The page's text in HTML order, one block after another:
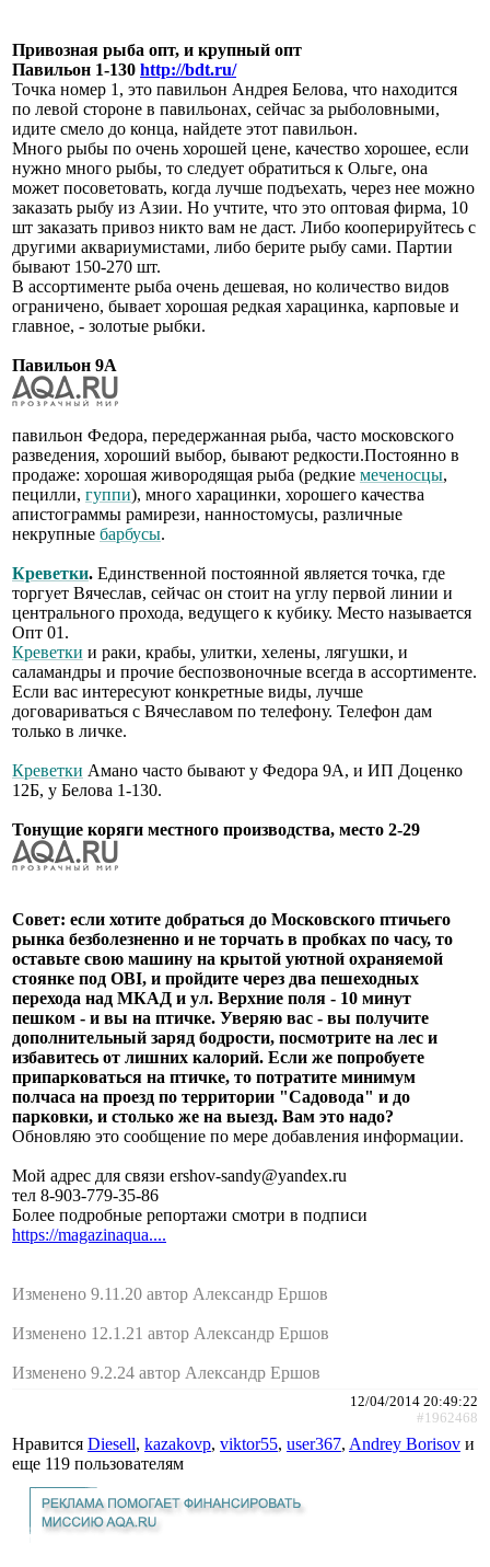
Привозная рыба опт, и крупный опт
Павильон 1-130 http://bdt.ru/
Точка номер 1, это павильон Андрея Белова, что находится
по левой стороне в павильонах, сейчас за рыболовными,
идите смело до конца, найдете этот павильон.
Много рыбы по очень хорошей цене, качество хорошее, если
нужно много рыбы, то следует обратиться к Ольге, она
может посоветовать, когда лучше подъехать, через нее можно
заказать рыбу из Азии. Но учтите, что это оптовая фирма, 10
шт заказать привоз никто вам не даст. Либо кооперируйтесь с
другими аквариумистами, либо берите рыбу сами. Партии
бывают 150-270 шт.
В ассортименте рыба очень дешевая, но количество видов
ограничено, бывает хорошая редкая харацинка, карповые и
главное, - золотые рыбки.
Павильон 9А
павильон Федора, передержанная рыба, часто московского
разведения, хороший выбор, бывают редкости.Постоянно в
продаже: хорошая живородящая рыба (редкие меченосцы,
пецилли, гуппи), много харацинки, хорошего качества
апистограммы рамирези, нанностомусы, различные
некрупные барбусы.
Креветки. Единственной постоянной является точка, где
торгует Вячеслав, сейчас он стоит на углу первой линии и
центрального прохода, ведущего к кубику. Место называется
Опт 01.
Креветки и раки, крабы, улитки, хелены, лягушки, и
саламандры и прочие беспозвоночные всегда в ассортименте.
Если вас интересуют конкретные виды, лучше
договариваться с Вячеславом по телефону. Телефон дам
только в личке.
Креветки Амано часто бывают у Федора 9А, и ИП Доценко
12Б, у Белова 1-130.
Тонущие коряги местного производства, место 2-29
Совет: если хотите добраться до Московского птичьего
рынка безболезненно и не торчать в пробках по часу, то
оставьте свою машину на крытой уютной охраняемой
стоянке под OBI, и пройдите через два пешеходных
перехода над МКАД и ул. Верхние поля - 10 минут
пешком - и вы на птичке. Уверяю вас - вы получите
дополнительный заряд бодрости, посмотрите на лес и
избавитесь от лишних калорий. Если же попробуете
припарковаться на птичке, то потратите минимум
полчаса на проезд по территории "Садовода" и до
парковки, и столько же на выезд. Вам это надо?
Обновляю это сообщение по мере добавления информации.
Мой адрес для связи ershov-sandy@yandex.ru
тел 8-903-779-35-86
Более подробные репортажи смотри в подписи
https://magazinaqua....
Изменено 9.11.20 автор Александр Ершов
Изменено 12.1.21 автор Александр Ершов
Изменено 9.2.24 автор Александр Ершов
12/04/2014 20:49:22
#1962468
Нравится Diesell, kazakovp, viktor55, user367, Andrey Borisov и
еще 119 пользователям